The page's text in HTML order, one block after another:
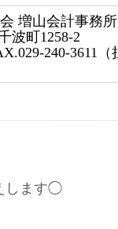
増山会計事務所
波町1258-2
240-3611
します◯